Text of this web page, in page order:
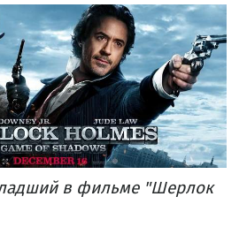
в фильме "Шерлок